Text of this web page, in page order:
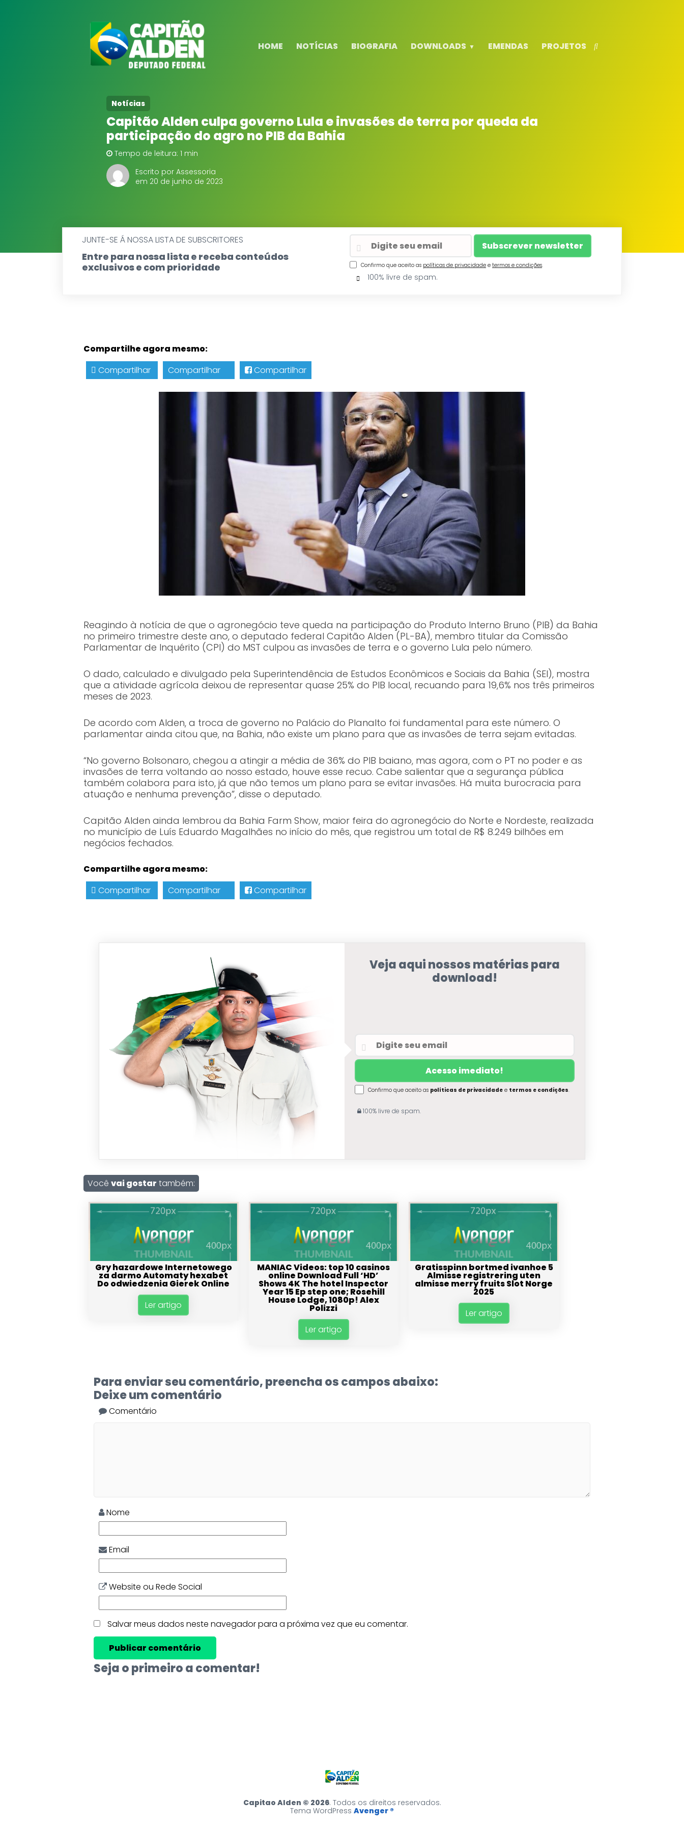
HOME NOTÍCIAS BIOGRAFIA DOWNLOADS EMENDAS PROJETOS
Notícias
Capitão Alden culpa governo Lula e invasões de terra por queda da
participação do agro no PIB da Bahia
Tempo de leitura: 1 min
Escrito por Assessoria
em 20 de junho de 2023
JUNTE-SE Á NOSSA LISTA DE SUBSCRITORES
Entre para nossa lista e receba conteúdos
exclusivos e com prioridade
Confirmo que aceito as políticas de privacidade e termos e condições.
100% livre de spam.
Compartilhe agora mesmo:
Compartilhar
Compartilhar Compartilhar
Reagindo à notícia de que o agronegócio teve queda na participação do Produto Interno Bruno (PIB) da Bahia
no primeiro trimestre deste ano, o deputado federal Capitão Alden (PL-BA), membro titular da Comissão
Parlamentar de Inquérito (CPI) do MST culpou as invasões de terra e o governo Lula pelo número.
O dado, calculado e divulgado pela Superintendência de Estudos Econômicos e Sociais da Bahia (SEI), mostra
que a atividade agrícola deixou de representar quase 25% do PIB local, recuando para 19,6% nos três primeiros
meses de 2023.
De acordo com Alden, a troca de governo no Palácio do Planalto foi fundamental para este número. O
parlamentar ainda citou que, na Bahia, não existe um plano para que as invasões de terra sejam evitadas.
“No governo Bolsonaro, chegou a atingir a média de 36% do PIB baiano, mas agora, com o PT no poder e as
invasões de terra voltando ao nosso estado, houve esse recuo. Cabe salientar que a segurança pública
também colabora para isto, já que não temos um plano para se evitar invasões. Há muita burocracia para
atuação e nenhuma prevenção”, disse o deputado.
Capitão Alden ainda lembrou da Bahia Farm Show, maior feira do agronegócio do Norte e Nordeste, realizada
no município de Luís Eduardo Magalhães no início do mês, que registrou um total de R$ 8.249 bilhões em
negócios fechados.
Compartilhe agora mesmo:
Compartilhar
Compartilhar Compartilhar
Veja aqui nossos matérias para
download!
Confirmo que aceito as políticas de privacidadee termos e condições.
100% livre de spam.
Você vai gostar também:
Gry hazardowe Internetowego
za darmo Automaty hexabet
Do odwiedzenia Gierek Online
Ler artigo
MANIAC Videos: top 10 casinos
online Download Full ‘HD’
Shows 4K The hotel Inspector
Year 15 Ep step one; Rosehill
House Lodge, 1080p! Alex
Polizzi
Ler artigo
Gratisspinn bortmed ivanhoe 5
Almisse registrering uten
almisse merry fruits Slot Norge
2025
Ler artigo
Para enviar seu comentário, preencha os campos abaixo:
Deixe um comentário
Comentário
Nome
Email
Website ou Rede Social
Salvar meus dados neste navegador para a próxima vez que eu comentar.
Seja o primeiro a comentar!
Capitao Alden © 2026. Todos os direitos reservados.
Tema WordPress Avenger ®